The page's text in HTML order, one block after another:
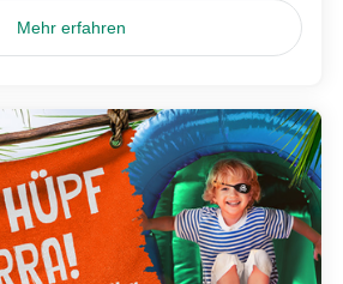
Mehr erfahren